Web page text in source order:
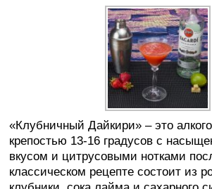
«Клубничный Дайкири» – это
крепостью 13-16 градусов с
вкусом и цитрусовыми нотками
классическом рецепте состоит из